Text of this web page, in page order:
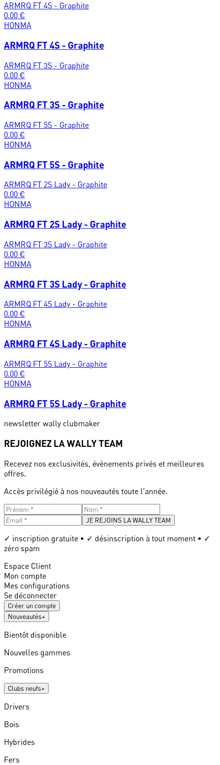
ARMRQ FT 4S - Graphite
0.00 €
HONMA
ARMRQ FT 4S - Graphite
ARMRQ FT 3S - Graphite
0.00 €
HONMA
ARMRQ FT 3S - Graphite
ARMRQ FT 5S - Graphite
0.00 €
HONMA
ARMRQ FT 5S - Graphite
ARMRQ FT 2S Lady - Graphite
0.00 €
HONMA
ARMRQ FT 2S Lady - Graphite
ARMRQ FT 3S Lady - Graphite
0.00 €
HONMA
ARMRQ FT 3S Lady - Graphite
ARMRQ FT 4S Lady - Graphite
0.00 €
HONMA
ARMRQ FT 4S Lady - Graphite
ARMRQ FT 5S Lady - Graphite
0.00 €
HONMA
ARMRQ FT 5S Lady - Graphite
newsletter wally clubmaker
REJOIGNEZ LA WALLY TEAM
Recevez nos exclusivités, évènements privés et meilleures
offres.
Accès privilégié à nos nouveautés toute l'année.
JE REJOINS LA WALLY TEAM
✓ inscription gratuite • ✓ désinscription à tout moment • ✓
zéro spam
Espace Client
Mon compte
Mes configurations
Se déconnecter
Créer un compte
Nouveautés+
Bientôt disponible
Nouvelles gammes
Promotions
Clubs neufs+
Drivers
Bois
Hybrides
Fers